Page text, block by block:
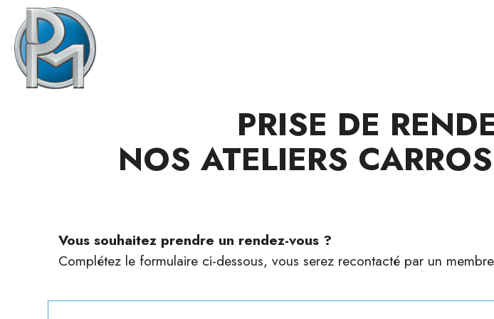
PRISE DE
NOS ATELIERS
Vous souhaitez prendre un rendez-vous ?
Complétez le formulaire ci-dessous, vous serez recontacté par un